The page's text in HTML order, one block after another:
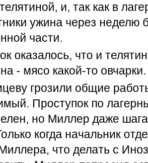
и, так как в
ужина через неделю
части.
оказалось, что и
- мясо какой-то овчарки.
грозили общие
Проступок по
но Миллер даже
когда начальник
что делать с